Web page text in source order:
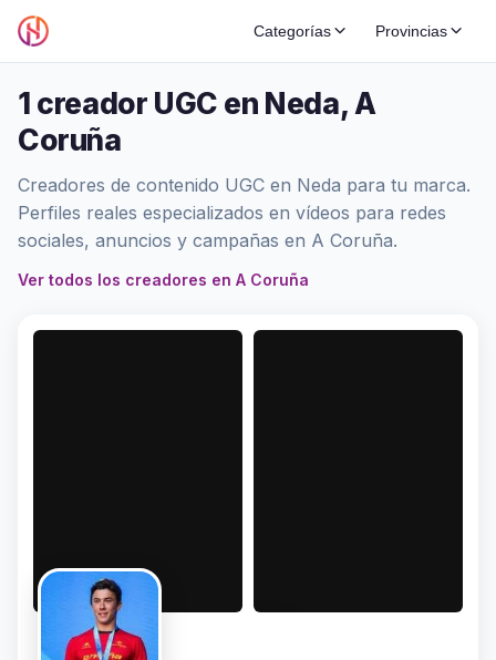
Categorías Provincias
1 creador UGC en Neda, A
Coruña
Creadores de contenido UGC en Neda para tu marca.
Perfiles reales especializados en vídeos para redes
sociales, anuncios y campañas en A Coruña.
Ver todos los creadores en A Coruña